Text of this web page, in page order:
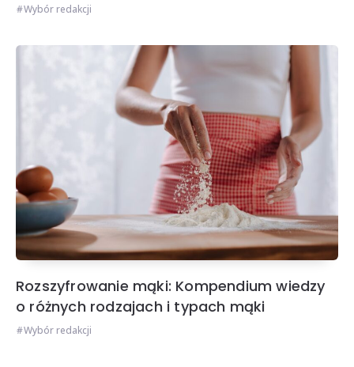
Wybór redakcji
Rozszyfrowanie mąki: Kompendium wiedzy
o różnych rodzajach i typach mąki
Wybór redakcji